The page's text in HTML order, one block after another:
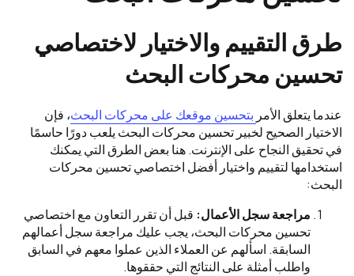
طرق التقييم والاختيار لاختصاصي
تحسين محركات البحث
عندما يتعلق الأمر بتحسين موقعك على محركات البحث، فإن
الاختيار الصحيح لخبير تحسين محركات البحث يلعب دورًا حاسمًا
في تحقيق النجاح على الإنترنت. هنا بعض الطرق التي يمكنك
استخدامها لتقييم واختيار أفضل اختصاصي تحسين محركات
البحث:
مراجعة سجل الأعمال: قبل أن تقرر التعاون مع اختصاصي
تحسين محركات البحث، يجب عليك مراجعة سجل أعمالهم
السابقة. اسألهم عن العملاء الذين عملوا معهم في السابق
واطلب أمثلة على النتائج التي حققوها.